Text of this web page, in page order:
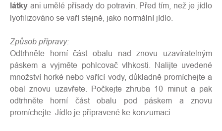
látky ani umělé přísady do potravin. Před tím, než je jídlo
lyofilizováno se vaří stejně, jako normální jídlo.
Způsob přípravy:
Odtrhněte horní část obalu nad znovu uzavíratelným
páskem a vyjměte pohlcovač vlhkosti. Nalijte uvedené
množství horké nebo vařící vody, důkladně promíchejte a
obal znovu uzavřete. Počkejte zhruba 10 minut a pak
odtrhněte horní část obalu pod páskem a znovu
promíchejte. Jídlo je připravené ke konzumaci.